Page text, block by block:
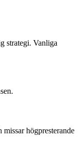
strategi. Vanliga
högpresterande